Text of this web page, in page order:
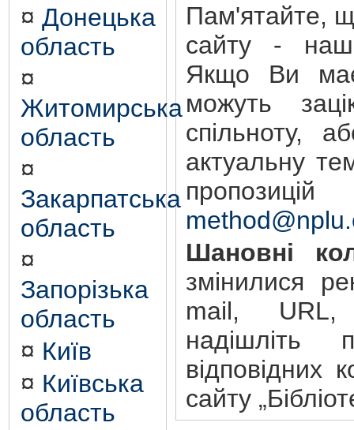
¤ Донецька
область
¤
Житомирська
область
¤
Закарпатська
область
¤
Запорізька
область
¤ Київ
¤ Київська
область
Пам'ятайте,
сайту -
Якщо Ви
можуть
спільноту,
актуальну
Шановні
змінилися
mail,
надішліть
відповідних
сайту